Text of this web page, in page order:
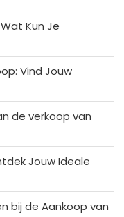
Kun Je
Vind Jouw
de verkoop van
Jouw Ideale
bij de Aankoop van